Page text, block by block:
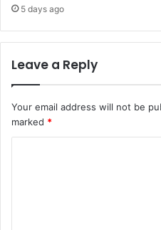
5 days ago
Leave a Reply
Your email address will not be
marked *